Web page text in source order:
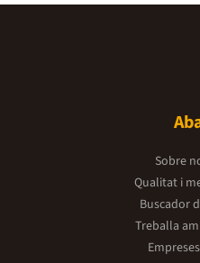
Sobre
Qualitat i
Buscador
Treballa